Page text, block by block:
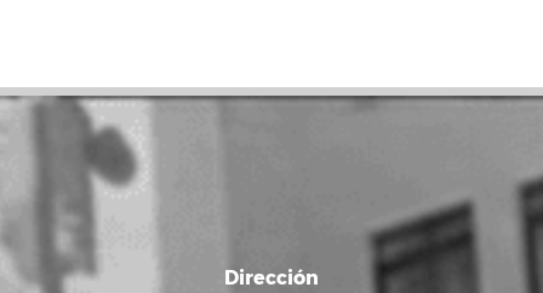
Dirección